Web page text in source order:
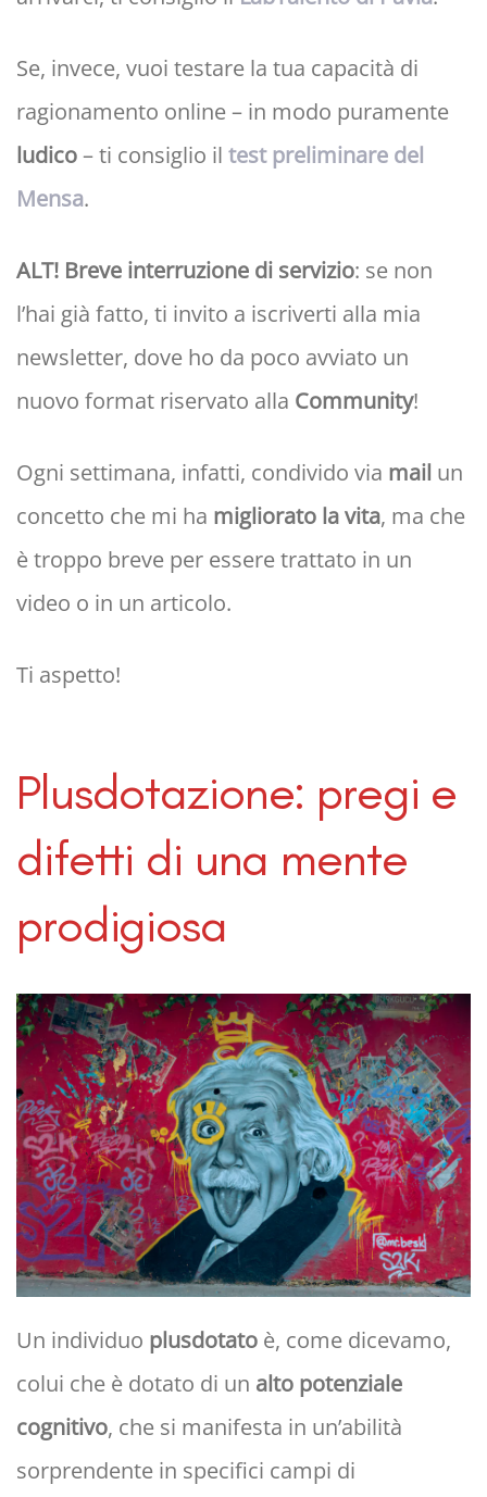
Se, invece, vuoi testare la tua capacità di
ragionamento online – in modo puramente
ludico– ti consiglio il test preliminare del
Mensa.
ALT! Breve interruzione di servizio: se non
l’hai già fatto, ti invito a iscriverti alla mia
newsletter, dove ho da poco avviato un
nuovo format riservato alla Community!
Ogni settimana, infatti, condivido via mail un
concetto che mi ha migliorato la vita, ma che
è troppo breve per essere trattato in un
video o in un articolo.
Ti aspetto!
Plusdotazione: pregi e
difetti di una mente
prodigiosa
Un individuo plusdotato è, come dicevamo,
colui che è dotato di un alto potenziale
cognitivo, che si manifesta in un’abilità
sorprendente in specifici campi di